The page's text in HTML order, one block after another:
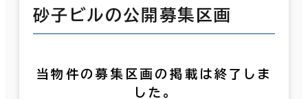
砂子ビルの公開募集区画
当物件の募集区画の掲載は終了しま
した。